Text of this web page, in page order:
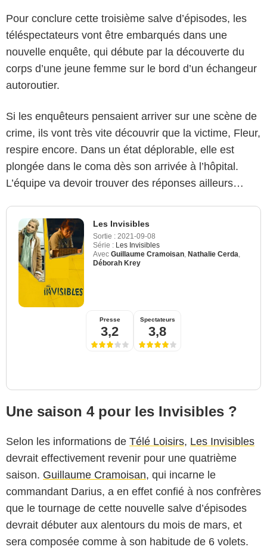
Pour conclure cette troisième salve d’épisodes, les
téléspectateurs vont être embarqués dans une
nouvelle enquête, qui débute par la découverte du
corps d’une jeune femme sur le bord d’un échangeur
autoroutier.
Si les enquêteurs pensaient arriver sur une scène de
crime, ils vont très vite découvrir que la victime, Fleur,
respire encore. Dans un état déplorable, elle est
plongée dans le coma dès son arrivée à l’hôpital.
L’équipe va devoir trouver des réponses ailleurs…
Les Invisibles
Sortie : 2021-09-08
Série : Les Invisibles
Avec Guillaume Cramoisan Nathalie Cerda
Déborah Krey
Presse
3,2
Spectateurs
3,8
Une saison 4 pour les Invisibles ?
Selon les informations de Télé Loisirs, Les Invisibles
devrait effectivement revenir pour une quatrième
saison. Guillaume Cramoisan, qui incarne le
commandant Darius, a en effet confié à nos confrères
que le tournage de cette nouvelle salve d’épisodes
devrait débuter aux alentours du mois de mars, et
sera composée comme à son habitude de 6 volets.